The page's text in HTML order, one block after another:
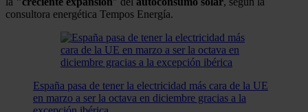
consultora energética Tempos Energía.
España pasa de tener la electricidad más cara de la UE
en marzo a ser la octava en diciembre gracias a la